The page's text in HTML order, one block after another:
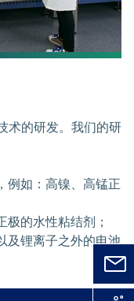
术的研发。我们的研
例如：高镍、高锰正
的水性粘结剂；
及锂离子之外的电池